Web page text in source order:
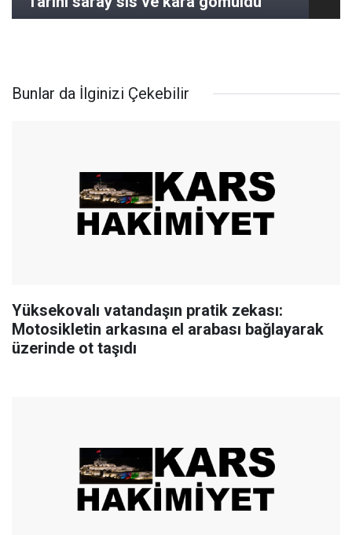
Bunlar da İlginizi Çekebilir
Yüksekovalı vatandaşın pratik zekası:
Motosikletin arkasına el arabası bağlayarak
üzerinde ot taşıdı